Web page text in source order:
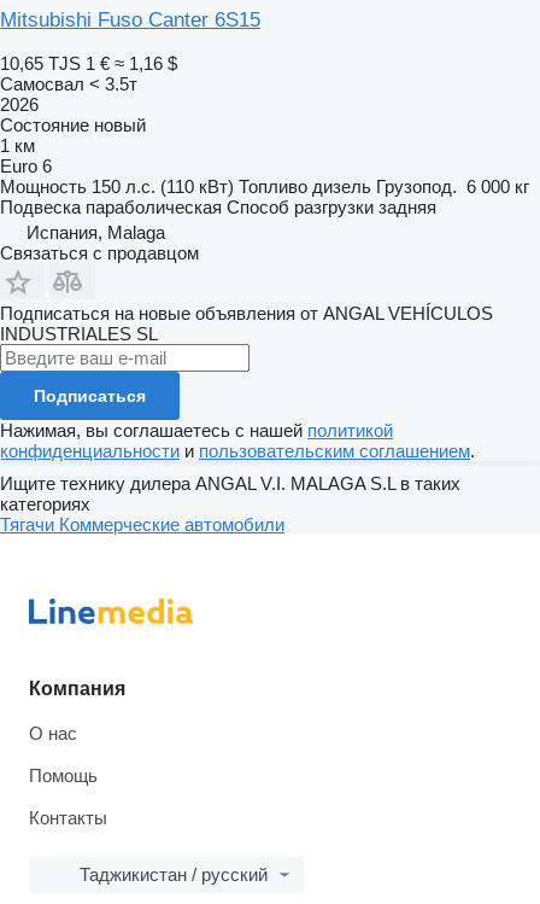
Mitsubishi Fuso Canter 6S15
10,65 TJS 1 € ≈ 1,16 $
Самосвал < 3.5т
2026
Состояние новый
1 км
Euro 6
Мощность 150 л.с. (110 кВт) Топливо дизель Грузопод. 6 000 кг
Подвеска параболическая Способ разгрузки задняя
Испания, Malaga
Связаться с продавцом
Подписаться на новые объявления от ANGAL VEHÍCULOS
INDUSTRIALES SL
Подписаться
Нажимая, вы соглашаетесь с нашей политикой
конфиденциальности и пользовательским соглашением.
Ищите технику дилера ANGAL V.I. MALAGA S.L в таких
категориях
Тягачи Коммерческие автомобили
Компания
О нас
Помощь
Контакты
Таджикистан / русский